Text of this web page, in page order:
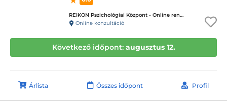
REIKON Pszichológiai Központ - Online rendelés
Online konzultáció
Következő időpont: augusztus 12.
Árlista Összes időpont Profil